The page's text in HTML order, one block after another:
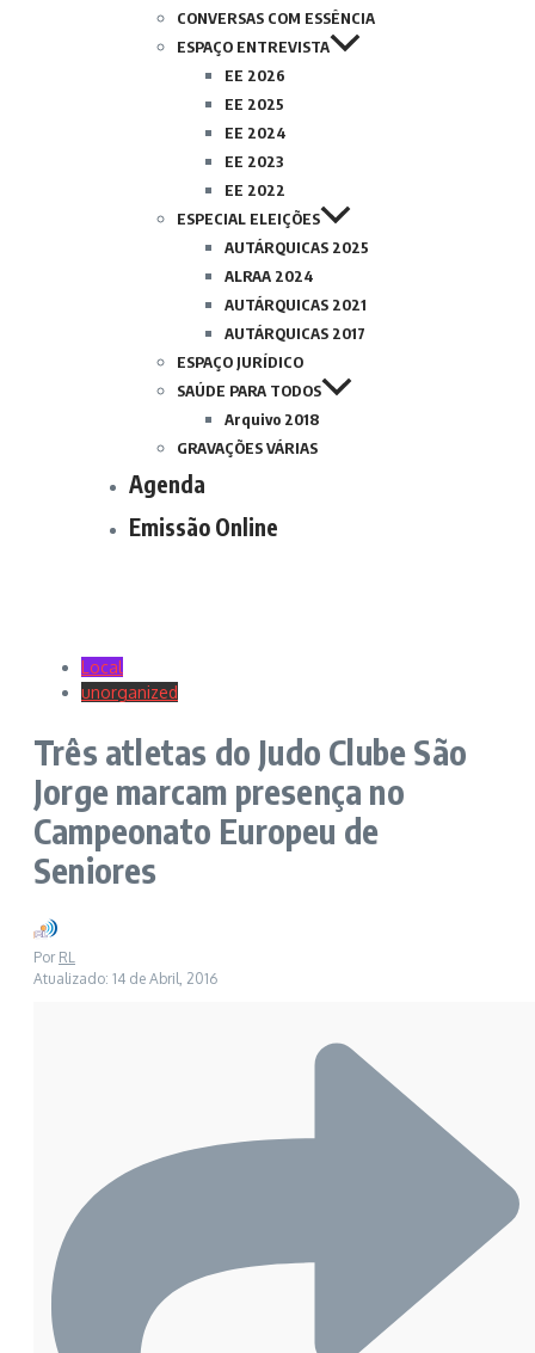
CONVERSAS COM ESSÊNCIA
ESPAÇO ENTREVISTA
EE 2026
EE 2025
EE 2024
EE 2023
EE 2022
ESPECIAL ELEIÇÕES
AUTÁRQUICAS 2025
ALRAA 2024
AUTÁRQUICAS 2021
AUTÁRQUICAS 2017
ESPAÇO JURÍDICO
SAÚDE PARA TODOS
Arquivo 2018
GRAVAÇÕES VÁRIAS
Agenda
Emissão Online
Local
unorganized
Três atletas do Judo Clube São
Jorge marcam presença no
Campeonato Europeu de
Seniores
Por RL
Atualizado: 14 de Abril, 2016